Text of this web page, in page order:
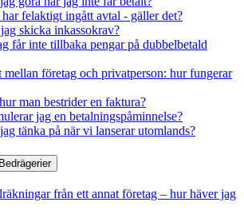
felaktigt ingått avtal - gäller det?
skicka inkassokrav?
får inte tillbaka pengar på dubbelbetald
företag och privatperson: hur fungerar
man bestrider en faktura?
jag en betalningspåminnelse?
tänka på när vi lanserar utomlands?
från ett annat företag – hur häver jag